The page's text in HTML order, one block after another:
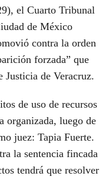
el Cuarto Tribunal
de México
contra la orden
forzada” que
de Veracruz.
de uso de recursos
organizada, luego de
juez: Tapia Fuerte.
la sentencia fincada
tendrá que resolver